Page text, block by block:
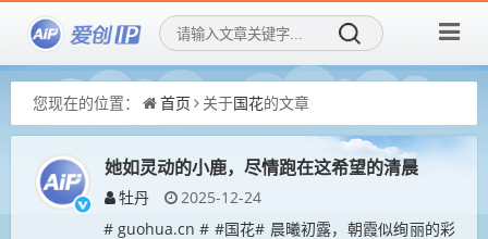
您现在的位置： 首页 关于国花的文章
她如灵动的小鹿，尽情跑在这希望的清晨
牡丹
2025-12-24
# guohua.cn # #国花# 晨曦初露，朝霞似绚丽的彩